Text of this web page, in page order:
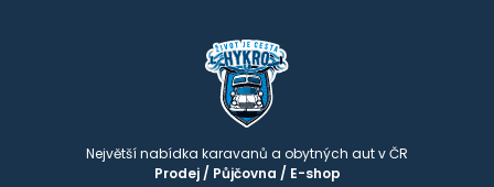
Největší nabídka karavanů a obytných aut v ČR
Prodej/ Půjčovna / E-shop